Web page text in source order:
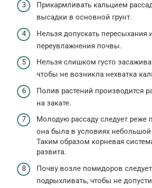
Прикармливать кальцием
высадки в основной грунт.
Нельзя допускать пересыхания
переувлажнения почвы.
Нельзя слишком густо
чтобы не возникла нехватка
Полив растений производится
на закате.
Молодую рассаду следует реже
она была в условиях небольшой
Таким образом корневая
развита.
Почву возле помидоров следует
подрыхливать, чтобы не